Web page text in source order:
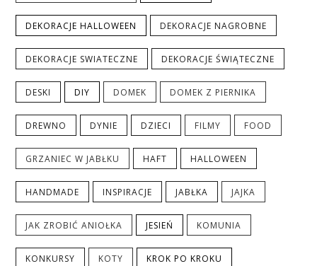
DEKORACJE HALLOWEEN DEKORACJE NAGROBNE
DEKORACJE SWIATECZNE DEKORACJE ŚWIĄTECZNE
DESKI DIY DOMEK DOMEK Z PIERNIKA
DREWNO DYNIE DZIECI FILMY FOOD
GRZANIEC W JABŁKU HAFT HALLOWEEN
HANDMADE INSPIRACJE JABŁKA JAJKA
JAK ZROBIĆ ANIOŁKA JESIEŃ KOMUNIA
KONKURSY KOTY KROK PO KROKU